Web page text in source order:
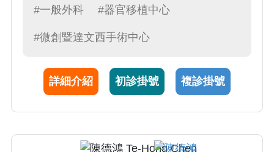
術、甲狀腺腫瘤手術、甲狀腺亢進手術治療、
腸胃道手術、胃癌手術、胰臟移植。
#一般外科 #器官移植中心
#微創暨達文西手術中心
詳細介紹 初診掛號 複診掛號